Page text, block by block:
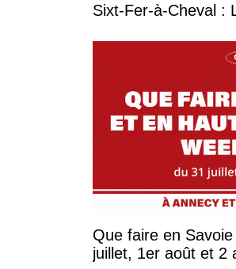
Sixt-Fer-à-Cheval :
Que faire en